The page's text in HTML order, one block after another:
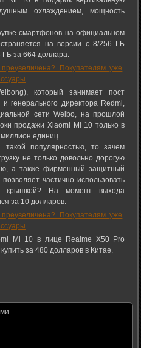
охлаждением, мощность
смартфонов на официальном
на версии с 8/256 ГБ
ГБ за 664 доллара.
который занимает пост
генерального директора Redmi,
сети Weibo, на прошлой
продажи Xiaomi Mi 10 только в
миллион единиц.
популярностью, то зачем
не только довольно дорогую
а также фирменный защитный
частично использовать
крышкой? На момент выхода
за 10 долларов.
Mi 10 в лице Realme X50 Pro
за 480 долларов в Китае.